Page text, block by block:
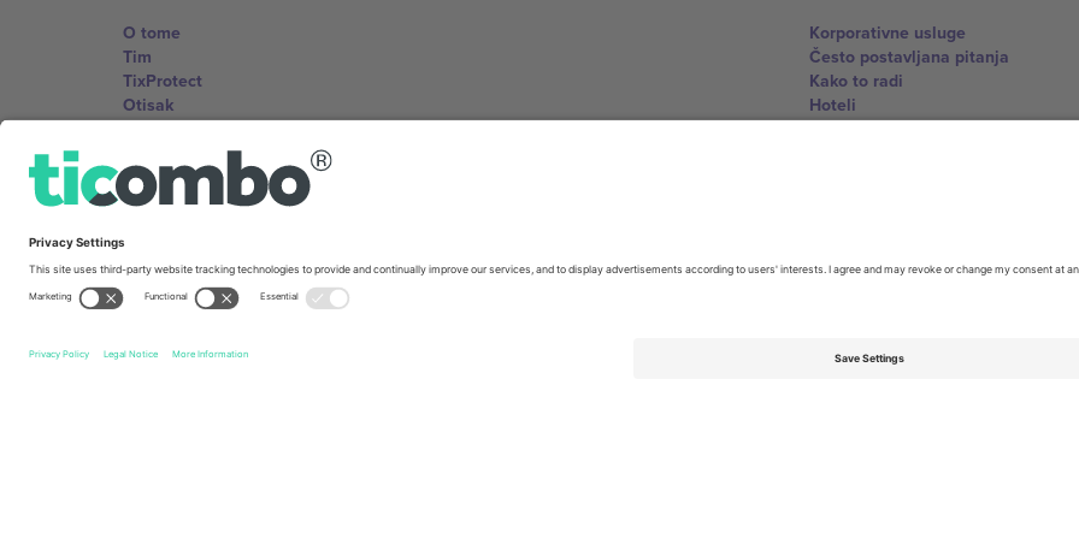
O tome
Tim
TixProtect
Otisak
Uslovi za korištenje
Partnerski program
Korporativne usluge
Često postavljana pitanja
Kako to radi
Hoteli
World Cup centar